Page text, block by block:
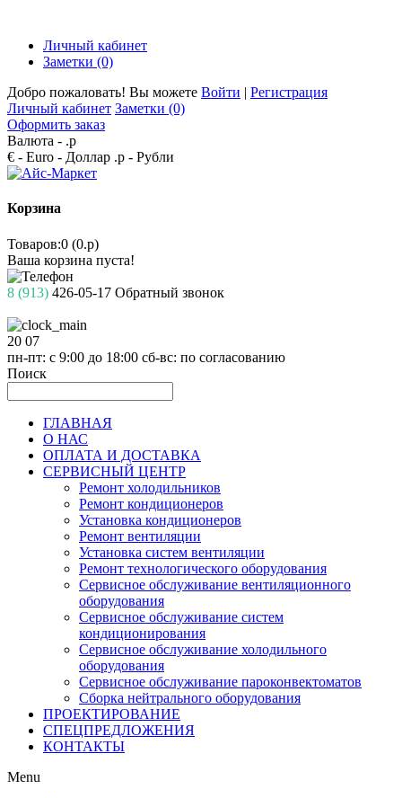
Личный кабинет
Заметки (0)
Добро пожаловать! Вы можете Войти | Регистрация
Личный кабинет Заметки (0)
Оформить заказ
Валюта - .р
€ - Euro - Доллар .р - Рубли
Корзина
Товаров:0 (0.р)
Ваша корзина пуста!
8 (913) 426-05-17 Обратный звонок
20 07
пн-пт: с 9:00 до 18:00 сб-вс: по согласованию
Поиск
ГЛАВНАЯ
О НАС
ОПЛАТА И ДОСТАВКА
СЕРВИСНЫЙ ЦЕНТР
Ремонт холодильников
Ремонт кондиционеров
Установка кондиционеров
Ремонт вентиляции
Установка систем вентиляции
Ремонт технологического оборудования
Cервисное обслуживание вентиляционного
оборудования
Cервисное обслуживание систем
кондиционирования
Cервисное обслуживание холодильного
оборудования
Сервисное обслуживание пароконвектоматов
Сборка нейтрального оборудования
ПРОЕКТИРОВАНИЕ
СПЕЦПРЕДЛОЖЕНИЯ
КОНТАКТЫ
Menu